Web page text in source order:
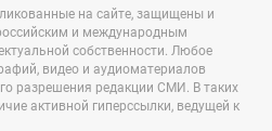
на сайте, защищены и
и международным
собственности. Любое
видео и аудиоматериалов
разрешения редакции СМИ. В таких
активной гиперссылки, ведущей к